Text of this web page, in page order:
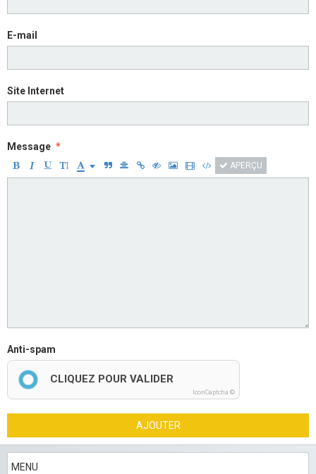
E-mail
Site Internet
Message
APERÇU
Anti-spam
CLIQUEZ POUR VALIDER
IconCaptcha ©
AJOUTER
MENU